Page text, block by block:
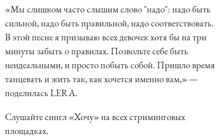
«Мы слишком часто слышим слово "надо": надо быть
сильной, надо быть правильной, надо соответствовать.
В этой песне я призываю всех девочек хотя бы на три
минуты забыть о правилах. Позвольте себе быть
неидеальными, и просто побыть собой. Пришло время
танцевать и жить так, как хочется именно вам,» —
поделилась LERA.
Слушайте сингл «Хочу» на всех стриминговых
площадках.